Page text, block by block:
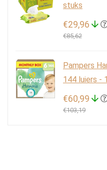
stuks
€29,96
€85,62
Pampers
144 luiers -
€60,99
€103,19